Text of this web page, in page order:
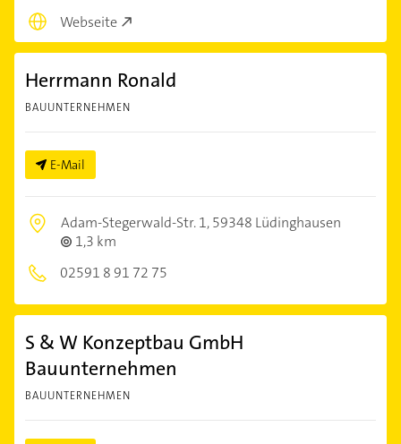
Webseite
Herrmann Ronald
BAUUNTERNEHMEN
E-Mail
Adam-Stegerwald-Str. 1,59348 Lüdinghausen
1,3 km
02591 8 91 72 75
S & W Konzeptbau GmbH
Bauunternehmen
BAUUNTERNEHMEN